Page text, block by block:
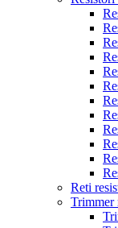
Reti
Trimmer